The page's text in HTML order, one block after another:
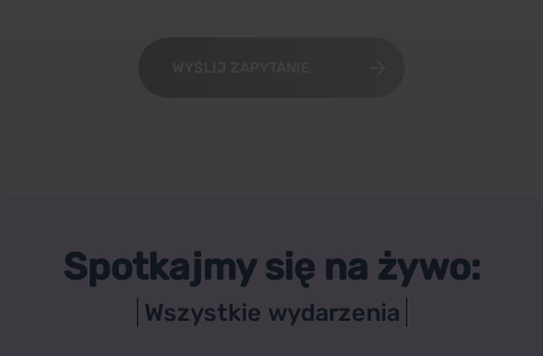
Spotkajmy się na żywo:
Wszystkie wydarzenia